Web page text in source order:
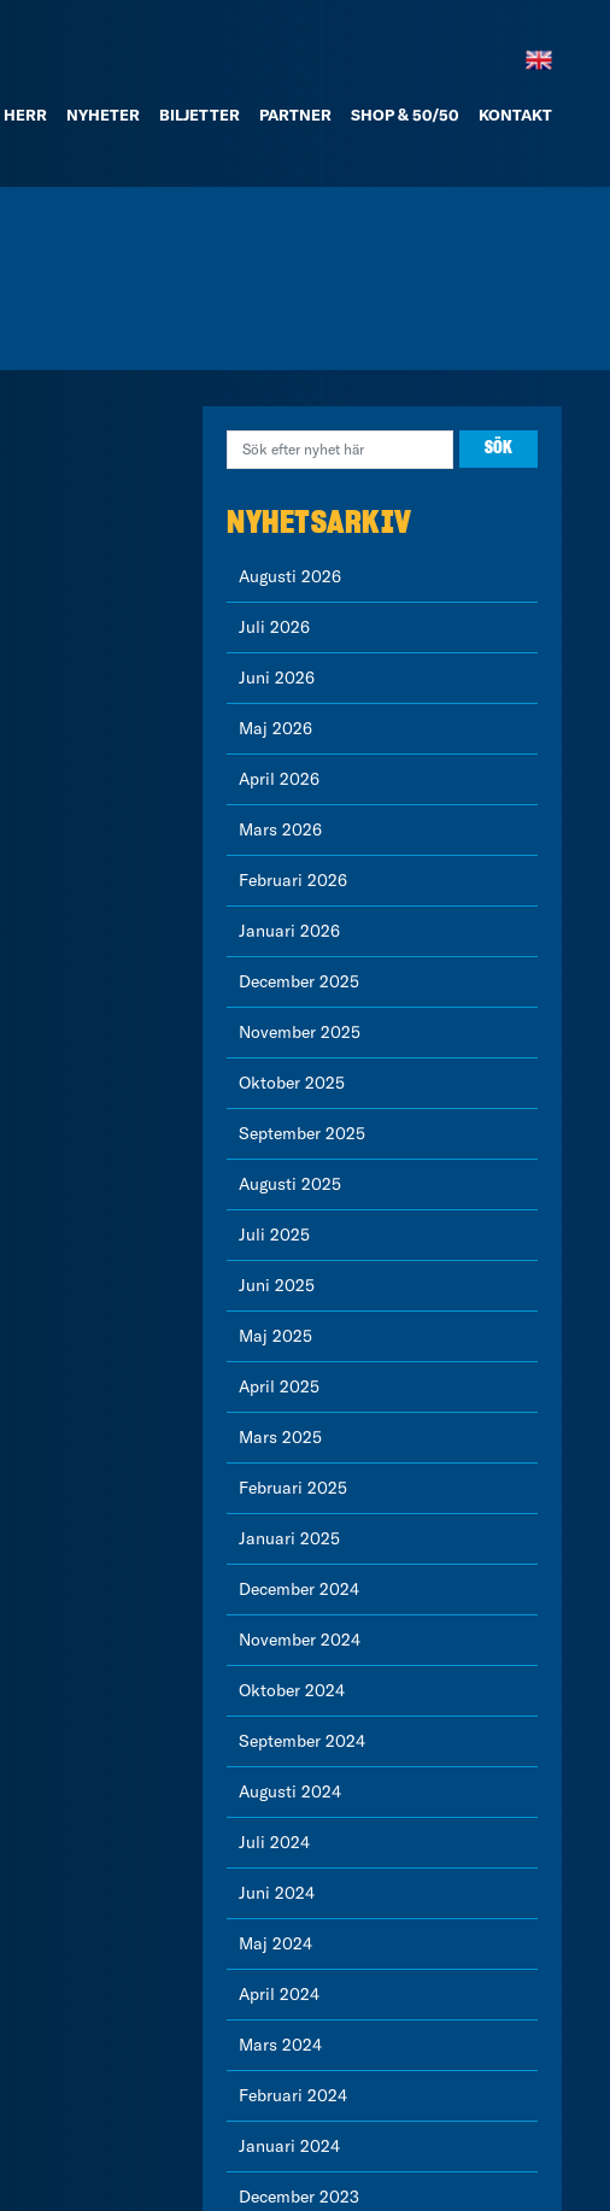
HERR NYHETER BILJETTER PARTNER SHOP & 50/50 KONTAKT
NYHETSARKIV
Augusti 2026
Juli 2026
Juni 2026
Maj 2026
April 2026
Mars 2026
Februari 2026
Januari 2026
December 2025
November 2025
Oktober 2025
September 2025
Augusti 2025
Juli 2025
Juni 2025
Maj 2025
April 2025
Mars 2025
Februari 2025
Januari 2025
December 2024
November 2024
Oktober 2024
September 2024
Augusti 2024
Juli 2024
Juni 2024
Maj 2024
April 2024
Mars 2024
Februari 2024
Januari 2024
December 2023